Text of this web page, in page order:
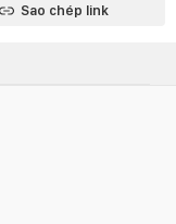
Sao chép link